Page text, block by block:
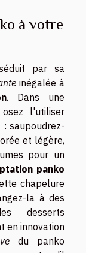
à votre
par sa
inégalée à
. Dans une
l'utiliser
saupoudrez-
et légère,
pour un
panko
chapelure
la à des
desserts
en innovation
du panko